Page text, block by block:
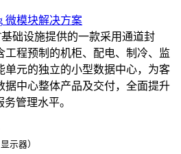
微模块解决方案
础设施提供的一款采用通道封
工程预制的机柜、配电、制冷、监
单元的独立的小型数据中心，为客
据中心整体产品及交付，全面提升
管理水平。
示器）